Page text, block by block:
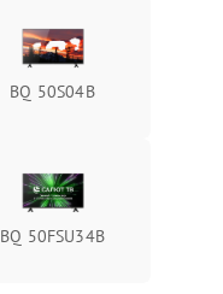
BQ 50S04B
BQ 50FSU34B